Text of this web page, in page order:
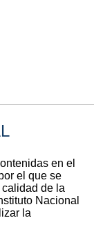
en el
el que se
de la
Nacional
la